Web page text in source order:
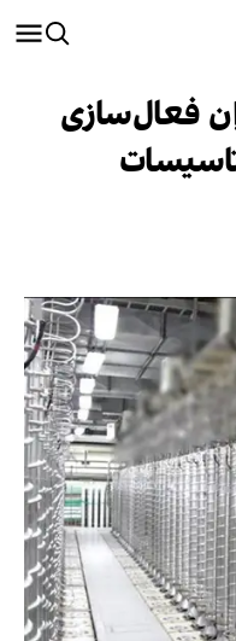
فعال‌سازی